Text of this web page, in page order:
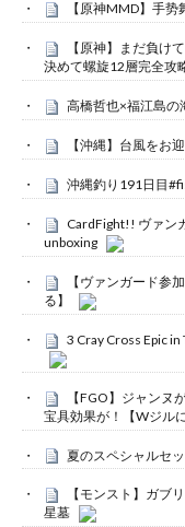
【原神MMD】手
【原神】まだ負け
決めて螺旋12層完全攻
高橋哲也×福江島の
【沖縄】台風をお
沖縄釣り191日目
CardFight!! ヴァン
unboxing
【ヴァンガード参
る】
3 Cray Cross Epic
【FGO】ジャンヌ
宝具効果が！【Wジル
夏のスペシャルセ
【モンスト】ガブ
星墓